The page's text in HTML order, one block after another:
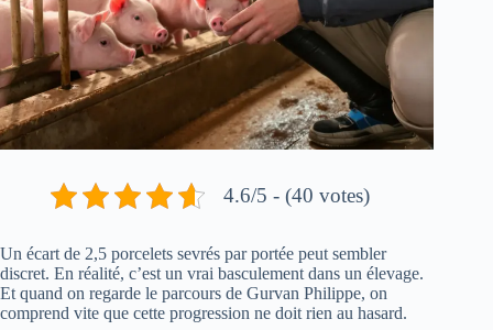
4.6/5 - (40 votes)
Un écart de 2,5 porcelets sevrés par portée peut sembler
discret. En réalité, c’est un vrai basculement dans un élevage.
Et quand on regarde le parcours de Gurvan Philippe, on
comprend vite que cette progression ne doit rien au hasard.